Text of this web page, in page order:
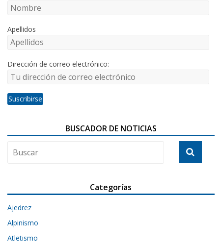
Apellidos
Dirección de correo electrónico:
BUSCADOR DE NOTICIAS
Categorías
Ajedrez
Alpinismo
Atletismo